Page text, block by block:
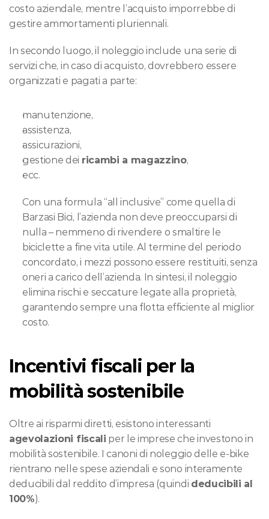
costo aziendale, mentre l’acquisto imporrebbe di
gestire ammortamenti pluriennali.
In secondo luogo, il noleggio include una serie di
servizi che, in caso di acquisto, dovrebbero essere
organizzati e pagati a parte:
manutenzione,
assistenza,
assicurazioni,
gestione dei ricambi a magazzino,
ecc.
Con una formula “all inclusive” come quella di
Barzasi Bici, l’azienda non deve preoccuparsi di
nulla – nemmeno di rivendere o smaltire le
biciclette a fine vita utile. Al termine del periodo
concordato, i mezzi possono essere restituiti, senza
oneri a carico dell’azienda. In sintesi, il noleggio
elimina rischi e seccature legate alla proprietà,
garantendo sempre una flotta efficiente al miglior
costo.
Incentivi fiscali per la
mobilità sostenibile
agevolazioni fiscali per le imprese che investono in
mobilità sostenibile. I canoni di noleggio delle e-bike
rientrano nelle spese aziendali e sono interamente
deducibili dal reddito d’impresa (quindi deducibili al
100%).